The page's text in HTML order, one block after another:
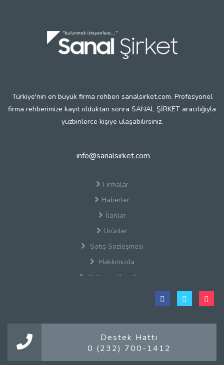
Türkiye'nin en büyük firma rehberi sanalsirket.com. Profesyonel
firma rehberimize kayıt olduktan sonra SANAL ŞİRKET aracılığıyla
yüzbinlerce kişiye ulaşabilirsiniz.
info@sanalsirket.com
Firmalar
Haberler
İlanlar
Ürünler
Satış Sözleşmesi
Hakkımızda
Kullanım Koşulları
İletişim
Mobil Ödeme
Destek Hattı
0 (232) 700-1412